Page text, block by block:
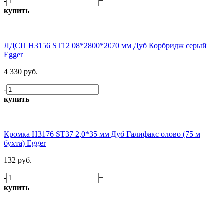
купить
ЛДСП H3156 ST12 08*2800*2070 мм Дуб Корбридж серый
Egger
4 330 руб.
-
+
купить
Кромка H3176 ST37 2,0*35 мм Дуб Галифакс олово (75 м
бухта) Egger
132 руб.
-
+
купить